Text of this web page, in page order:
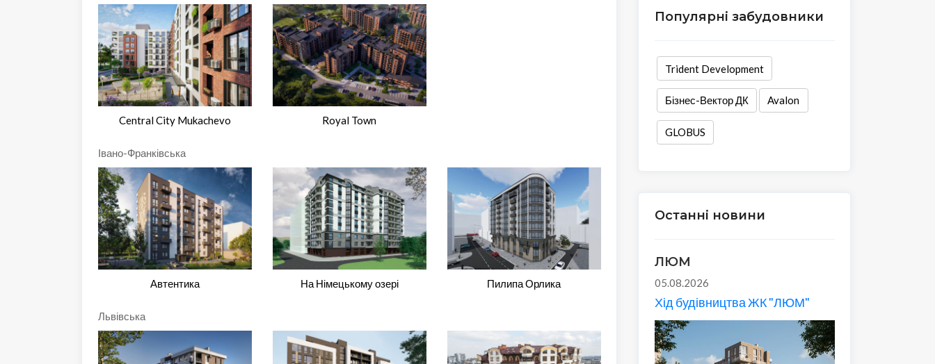
Central City Mukachevo Royal Town
Івано-Франківська
Автентика На Німецькому озері Пилипа Орлика
Львівська
Популярні забудовники
Trident Development
Бізнес-Вектор ДК Avalon
GLOBUS
Останні новини
ЛЮМ
05.08.2026
Хід будівництва ЖК "ЛЮМ"